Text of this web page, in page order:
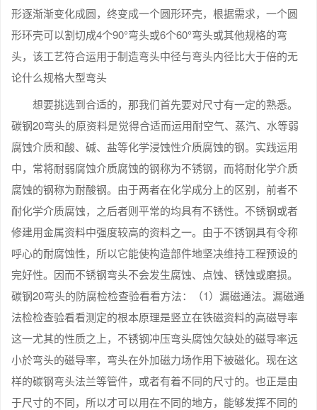
形逐渐渐变化成圆，终变成一个圆形环壳，根据需求，一个圆
形环壳可以割切成4个90°弯头或6个60°弯头或其他规格的弯
头，该工艺符合运用于制造弯头中径与弯头内径比大于倍的无
论什么规格大型弯头
想要挑选到合适的，那我们首先要对尺寸有一定的熟悉。
碳钢20弯头的原资料是觉得合适而运用耐空气、蒸汽、水等弱
腐蚀介质和酸、碱、盐等化学浸蚀性介质腐蚀的钢。实践运用
中，常将耐弱腐蚀介质腐蚀的钢称为不锈钢，而将耐化学介质
腐蚀的钢称为耐酸钢。由于两者在化学成分上的区别，前者不
耐化学介质腐蚀，之后者则平常的均具有不锈性。不锈钢或者
修建用金属资料中强度较高的资料之一。由于不锈钢具有令称
呼心的耐腐蚀性，所以它能使构造部件地坚决维持工程预设的
完好性。因而不锈钢弯头不会发生腐蚀、点蚀、锈蚀或磨损。
碳钢20弯头的防腐检检查验看看方法：（1）漏磁通法。漏磁通
法检检查验看看测定的根本原理是竖立在铁磁资料的高磁导率
这一尤其的性质之上，不锈钢冲压弯头腐蚀欠缺处的磁导率远
小於弯头的磁导率，弯头在外加磁力场作用下被磁化。现在这
样的碳钢弯头法兰等管件，或者有着不同的尺寸的。也正是由
于尺寸的不同，所以才可以用在不同的地方，能够发挥不同的